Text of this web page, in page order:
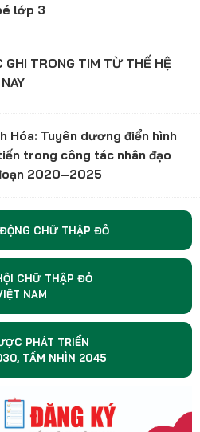
lớp 3
GHI TRONG TIM TỪ THẾ HỆ
Hóa: Tuyên dương điển hình
trong công tác nhân đạo
2020–2025
CHỮ THẬP ĐỎ
CHỮ THẬP ĐỎ
NAM
PHÁT TRIỂN
TẦM NHÌN 2045